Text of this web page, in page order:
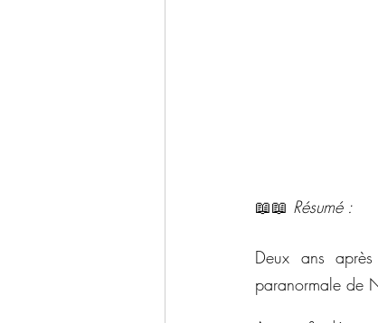
📖📖 Résumé :
Deux ans
paranormale de